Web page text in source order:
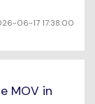
06-17 17:38:00
MOV in